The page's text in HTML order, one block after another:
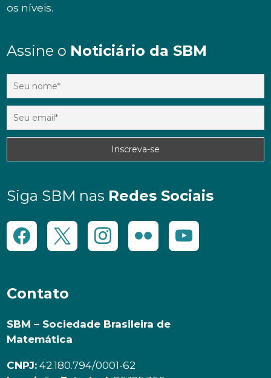
os níveis.
Assine o Noticiário da SBM
Siga SBM nas Redes Sociais
Contato
SBM – Sociedade Brasileira de
Matemática
CNPJ: 42.180.794/0001-62